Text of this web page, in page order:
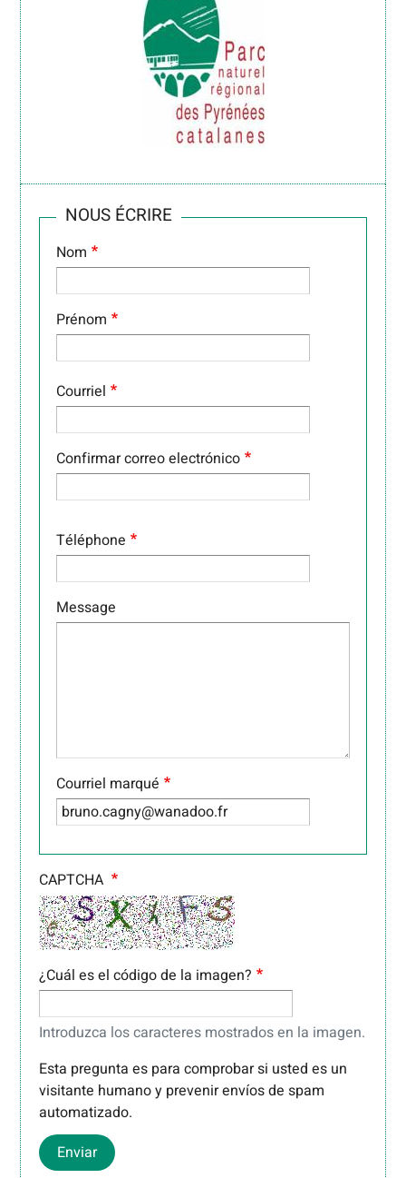
NOUS ÉCRIRE
Nom
Prénom
COURRIEL
Courriel
Confirmar correo electrónico
Téléphone
Message
Courriel marqué
CAPTCHA
¿Cuál es el código de la imagen?
Introduzca los caracteres mostrados en la imagen.
Esta pregunta es para comprobar si usted es un
visitante humano y prevenir envíos de spam
automatizado.
Enviar